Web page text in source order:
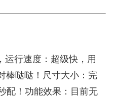
行速度：超级快，用
棒哒哒！尺寸大小：完
配！功能效果：目前无